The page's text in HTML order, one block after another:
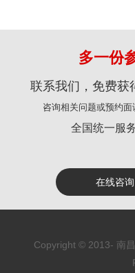
多一份
联系我们，免费获
咨询相关问题或预约
全国统一服
在线咨询
Copyright © 2013- 南